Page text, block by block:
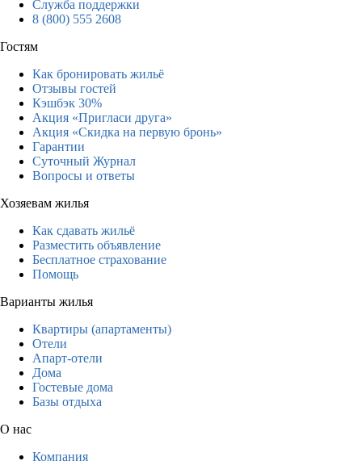
Служба поддержки
8 (800) 555 2608
Гостям
Как бронировать жильё
Отзывы гостей
Кэшбэк 30%
Акция «Пригласи друга»
Акция «Скидка на первую бронь»
Гарантии
Суточный Журнал
Вопросы и ответы
Хозяевам жилья
Как сдавать жильё
Разместить объявление
Бесплатное страхование
Помощь
Варианты жилья
Квартиры (апартаменты)
Отели
Апарт-отели
Дома
Гостевые дома
Базы отдыха
О нас
Компания